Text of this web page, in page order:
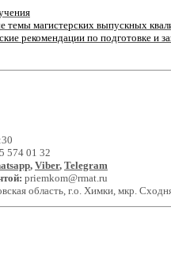
темы магистерских выпускных
рекомендации по подготовке и
574 01 32
, Viber, Telegram
: priemkom@rmat.ru
область, г.о. Химки, мкр.